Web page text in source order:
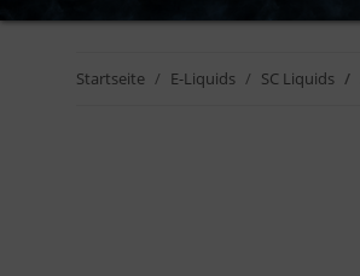
Startseite E-Liquids SC Liquids